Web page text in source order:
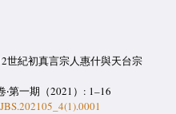
世紀初真言宗人惠什與天台宗
‧第一期（2021）: 1–16